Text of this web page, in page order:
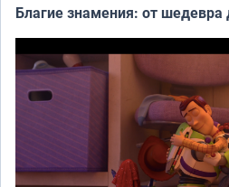
Благие знамения: от